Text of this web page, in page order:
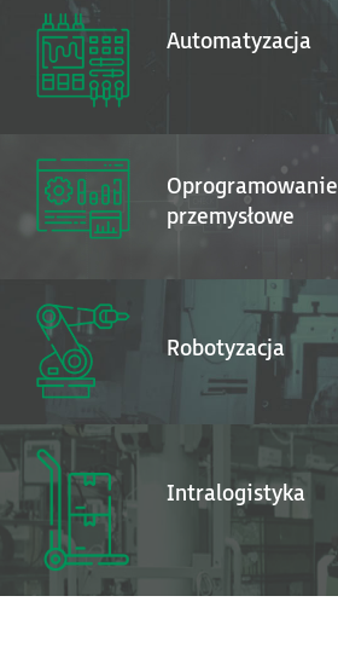
Automatyzacja
Oprogramowanie
przemysłowe
Robotyzacja
Intralogistyka